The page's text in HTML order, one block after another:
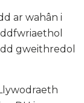
ar wahân i
gweithredol